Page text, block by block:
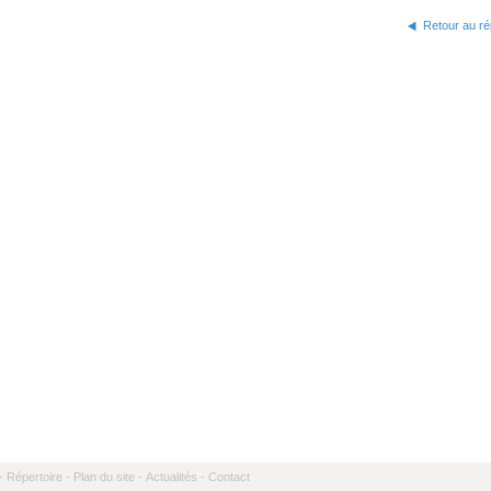
Retour au
Répertoire - Plan du site - Actualités - Contact